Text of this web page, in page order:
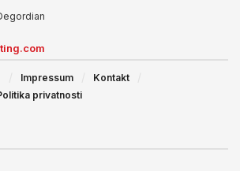
Impressum
Kontakt
privatnosti